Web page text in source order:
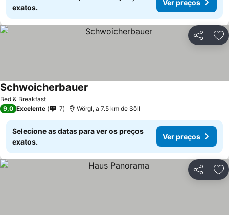
exatos.
Ver preços
Partilhar
Bed & Breakfast
Schwoicherbauer
9,0 Excelente 7 Wörgl, a 7.5 km de Söll
Selecione as datas para ver os preços
exatos.
Ver preços
Partilhar